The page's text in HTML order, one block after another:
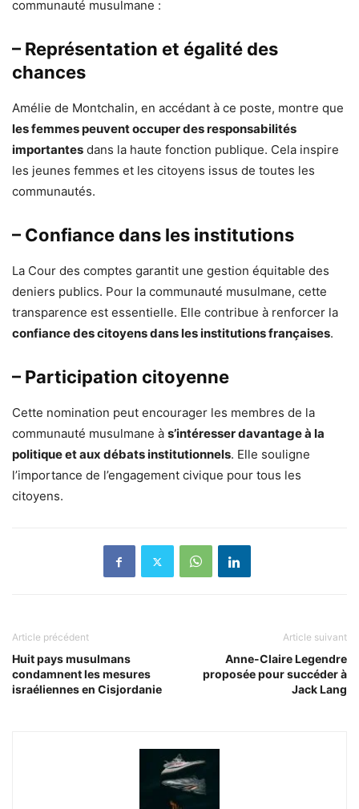
communauté musulmane :
– Représentation et égalité des
chances
Amélie de Montchalin, en accédant à ce poste, montre que
les femmes peuvent occuper des responsabilités
importantes dans la haute fonction publique. Cela inspire
les jeunes femmes et les citoyens issus de toutes les
communautés.
– Confiance dans les institutions
La Cour des comptes garantit une gestion équitable des
deniers publics. Pour la communauté musulmane, cette
transparence est essentielle. Elle contribue à renforcer la
confiance des citoyens dans les institutions françaises.
– Participation citoyenne
Cette nomination peut encourager les membres de la
communauté musulmane à s’intéresser davantage à la
politique et aux débats institutionnels. Elle souligne
l’importance de l’engagement civique pour tous les
citoyens.
Article précédent
Huit pays musulmans
condamnent les mesures
israéliennes en Cisjordanie
Article suivant
Anne-Claire Legendre
proposée pour succéder à
Jack Lang